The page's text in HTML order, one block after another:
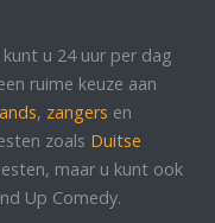
u 24 uur per dag
ruime keuze aan
, zangers en
zoals Duitse
maar u kunt ook
Up Comedy.